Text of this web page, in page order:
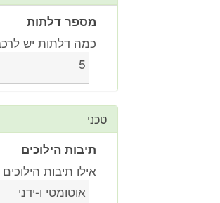
מספר דלתות
כמה דלתות יש
5
טכני
תיבות הילוכים
אילו תיבות
אוטומטי ו-ידני